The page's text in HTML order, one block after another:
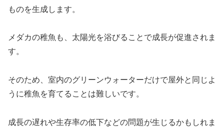
ものを生成します。
メダカの稚魚も、太陽光を浴びることで成長が促進されま
す。
そのため、室内のグリーンウォーターだけで屋外と同じよ
うに稚魚を育てることは難しいです。
成長の遅れや生存率の低下などの問題が生じるかもしれま